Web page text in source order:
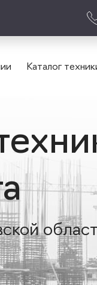
Каталог